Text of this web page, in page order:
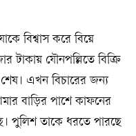
বিশ্বাস করে বিয়ে
টাকায় যৌনপল্লিতে বিক্রি
এখন বিচারের জন্য
বাড়ির পাশে কাফনের
পুলিশ তাকে ধরতে পারছে